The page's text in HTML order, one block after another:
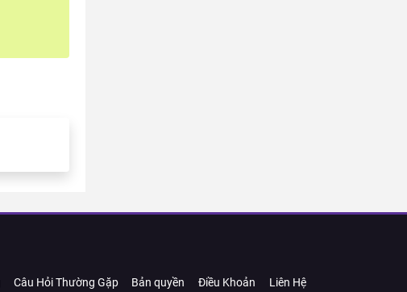
Câu Hỏi Thường Gặp Bản quyền Điều Khoản Liên Hệ